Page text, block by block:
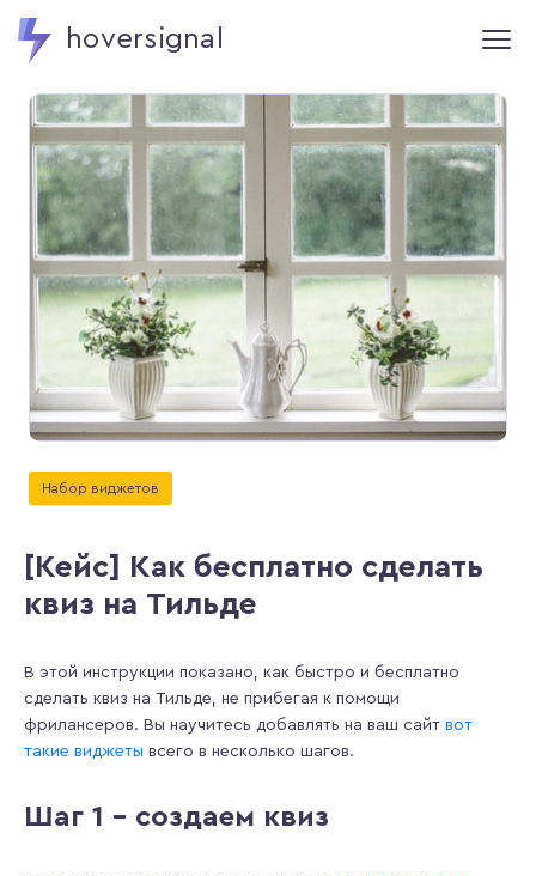
hoversignal
Набор виджетов
[Кейс] Как бесплатно сделать
квиз на Тильде
В этой инструкции показано, как быстро и бесплатно
сделать квиз на Тильде, не прибегая к помощи
фрилансеров. Вы научитесь добавлять на ваш сайт вот
такие виджеты всего в несколько шагов.
Шаг 1 – создаем квиз